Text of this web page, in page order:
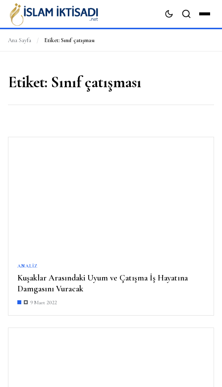
Ana Sayfa / Etiket: Sınıf çatışması
Etiket: Sınıf çatışması
ANALIZ
Kuşaklar Arasındaki Uyum ve Çatışma İş Hayatına
Damgasını Vuracak
9 Mart 2022